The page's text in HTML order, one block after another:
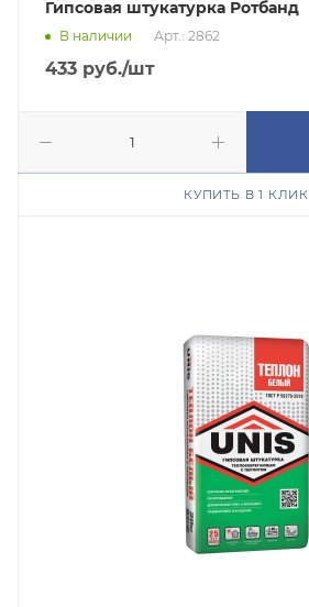
Гипсовая штукатурка Ротбанд
В наличии Арт.: 2862
433 руб./шт
КУПИТЬ В 1 КЛИК